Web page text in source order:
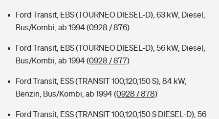
Ford Transit, EBS (TOURNEO DIESEL-D), 63 kW, Diesel,
Bus/Kombi, ab 1994(0928 / 876)
Ford Transit, EBS (TOURNEO DIESEL-D), 56 kW, Diesel,
Bus/Kombi, ab 1994(0928 / 877)
Ford Transit, ESS (TRANSIT 100,120,150 S), 84 kW,
Benzin, Bus/Kombi, ab 1994(0928 / 878)
Ford Transit, ESS (TRANSIT 100,120,150 S DIESEL-D), 56